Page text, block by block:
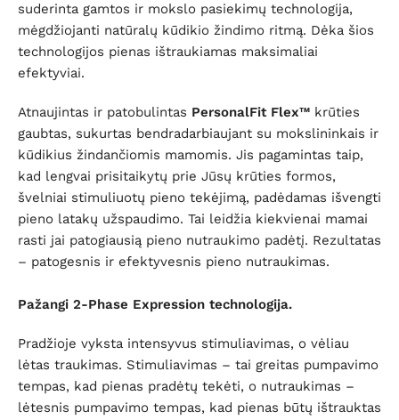
suderinta gamtos ir mokslo pasiekimų technologija,
mėgdžiojanti natūralų kūdikio žindimo ritmą. Dėka šios
technologijos pienas ištraukiamas maksimaliai
efektyviai.
Atnaujintas ir patobulintas PersonalFit Flex™ krūties
gaubtas, sukurtas bendradarbiaujant su mokslininkais ir
kūdikius žindančiomis mamomis. Jis pagamintas taip,
kad lengvai prisitaikytų prie Jūsų krūties formos,
švelniai stimuliuotų pieno tekėjimą, padėdamas išvengti
pieno latakų užspaudimo. Tai leidžia kiekvienai mamai
rasti jai patogiausią pieno nutraukimo padėtį. Rezultatas
– patogesnis ir efektyvesnis pieno nutraukimas.
Pažangi 2-Phase Expression technologija.
Pradžioje vyksta intensyvus stimuliavimas, o vėliau
lėtas traukimas. Stimuliavimas – tai greitas pumpavimo
tempas, kad pienas pradėtų tekėti, o nutraukimas –
lėtesnis pumpavimo tempas, kad pienas būtų ištrauktas